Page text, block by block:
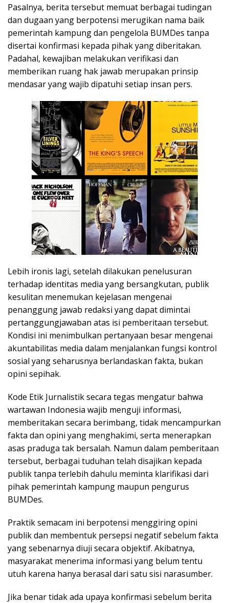
Pasalnya, berita tersebut memuat berbagai tudingan
dan dugaan yang berpotensi merugikan nama baik
pemerintah kampung dan pengelola BUMDes tanpa
disertai konfirmasi kepada pihak yang diberitakan.
Padahal, kewajiban melakukan verifikasi dan
memberikan ruang hak jawab merupakan prinsip
mendasar yang wajib dipatuhi setiap insan pers.
Lebih ironis lagi, setelah dilakukan penelusuran
terhadap identitas media yang bersangkutan, publik
kesulitan menemukan kejelasan mengenai
penanggung jawab redaksi yang dapat dimintai
pertanggungjawaban atas isi pemberitaan tersebut.
Kondisi ini menimbulkan pertanyaan besar mengenai
akuntabilitas media dalam menjalankan fungsi kontrol
sosial yang seharusnya berlandaskan fakta, bukan
opini sepihak.
Kode Etik Jurnalistik secara tegas mengatur bahwa
wartawan Indonesia wajib menguji informasi,
memberitakan secara berimbang, tidak mencampurkan
fakta dan opini yang menghakimi, serta menerapkan
asas praduga tak bersalah. Namun dalam pemberitaan
tersebut, berbagai tuduhan telah disajikan kepada
publik tanpa terlebih dahulu meminta klarifikasi dari
pihak pemerintah kampung maupun pengurus
BUMDes.
Praktik semacam ini berpotensi menggiring opini
publik dan membentuk persepsi negatif sebelum fakta
yang sebenarnya diuji secara objektif. Akibatnya,
masyarakat menerima informasi yang belum tentu
utuh karena hanya berasal dari satu sisi narasumber.
Jika benar tidak ada upaya konfirmasi sebelum berita